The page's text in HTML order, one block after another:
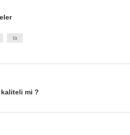
ta
mi ?